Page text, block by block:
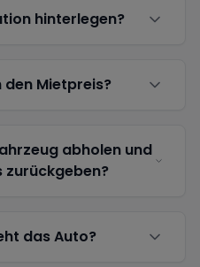
hinterlegen?
den Mietpreis?
abholen und
zurückgeben?
das Auto?